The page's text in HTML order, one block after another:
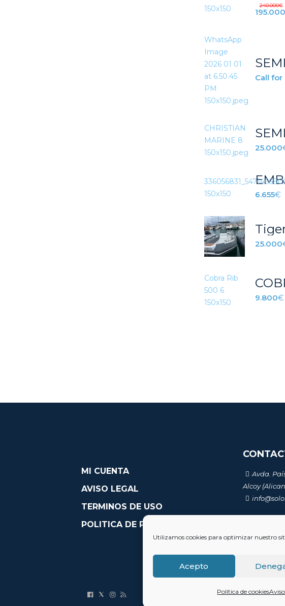
Utilizamos cookies para optimizar nuestro
Acepto
Política de cookies
240.000€
195.000
Call for
25.000
6.655€
25.000
9.800€
MI CUENTA
AVISO LEGAL
TERMINOS DE USO
POLITICA DE PRIVACIDAD
Avda.
Alcoy